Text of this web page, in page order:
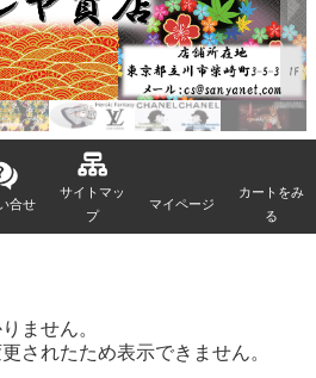
合せ
サイトマッ
プ
マイページ
カートをみ
る
ません。
されたため表示できません。